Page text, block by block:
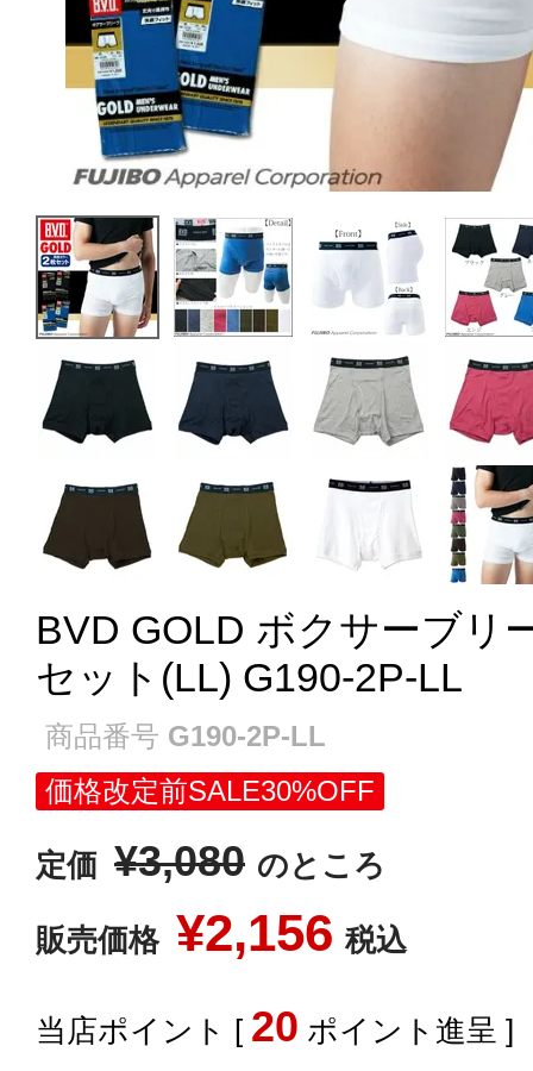
BVD GOLD ボクサーブリ
セット(LL) G190-2P-LL
商品番号 G190-2P-LL
価格改定前SALE30%OFF
定価 ¥3,080 のところ
販売価格 ¥2,156 税込
[ 20 ポイント進呈 ]